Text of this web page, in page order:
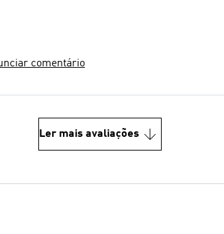
comentário
Ler mais avaliações